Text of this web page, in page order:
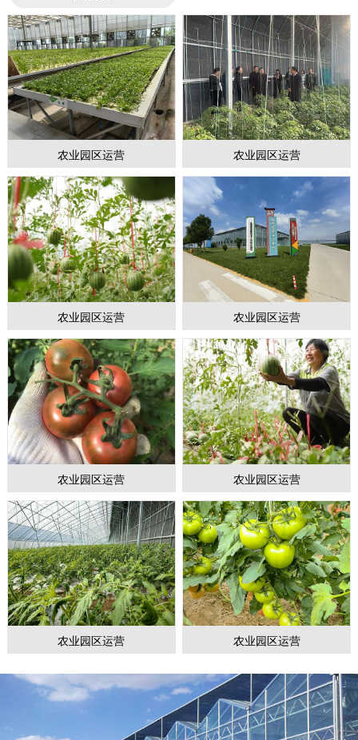
1
农业园区运营 农业园区运营
农业园区运营 农业园区运营
农业园区运营 农业园区运营
农业园区运营 农业园区运营